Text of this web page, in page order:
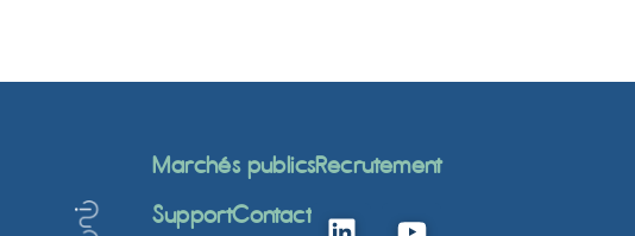
Marchés publicsRecrutement
SupportContact